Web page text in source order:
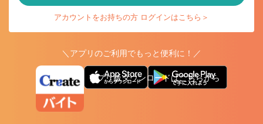
アカウントをお持ちの方 ログインはこちら＞
＼アプリのご利用でもっと便利に！／
アプリ版ダウンロードはこちらから